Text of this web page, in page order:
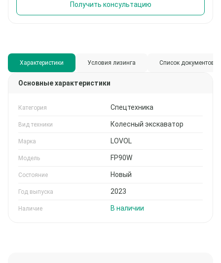
Получить консультацию
Характеристики Условия лизинга Список документов
Основные характеристики
Категория Спецтехника
Вид техники Колесный экскаватор
Марка LOVOL
Модель FP90W
Состояние Новый
Год выпуска 2023
Наличие В наличии